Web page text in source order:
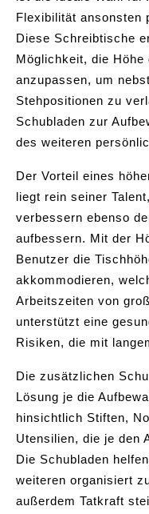
Flexibilität ansonsten
Diese Schreibtische
Möglichkeit, die
anzupassen, um
Stehpositionen zu
Schubladen zur
des weiteren
Der Vorteil eines
liegt rein seiner
verbessern ebenso
aufbessern. Mit der
Benutzer die
akkommodieren,
Arbeitszeiten von
unterstützt eine
Risiken, die mit
Die zusätzlichen
Lösung je die
hinsichtlich Stiften,
Utensilien, die je den
Die Schubladen
weiteren organisiert
außerdem Tatkraft